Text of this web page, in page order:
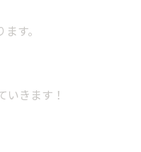
す。
いきます！